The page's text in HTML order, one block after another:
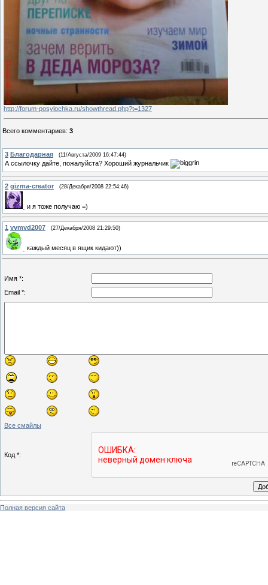
http://forum-posylochka.ru/showthread.php?t=1327
Всего комментариев: 3
3 Благодарная (11/Августа/2009 16:47:44)
А ссылочку дайте, пожалуйста? Хороший журнальчик
2 gizma-creator (28/Декабря/2008 22:54:46)
и я тоже получаю =)
1 vvmvd2007 (27/Декабря/2008 21:29:50)
каждый месяц в ящик кидают))
Имя *:
Email *:
Все смайлы
Код *:
Полная версия сайта